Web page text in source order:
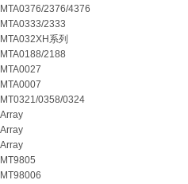
MTA0376/2376/4376
MTA0333/2333
MTA032XH系列
MTA0188/2188
MTA0027
MTA0007
MT0321/0358/0324
Array
Array
Array
MT9805
MT98006